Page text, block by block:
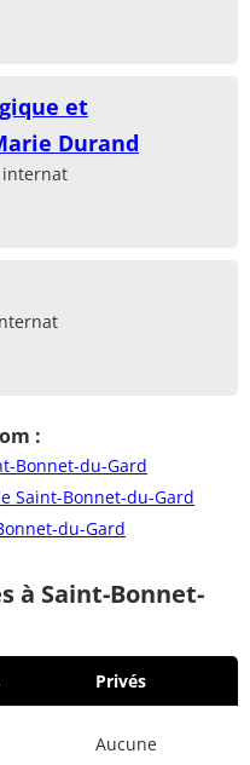
et
Durand
internat
:
Bonnet-du-Gard
Saint-Bonnet-du-Gard
du-Gard
à Saint-Bonnet-
Privés
Aucune